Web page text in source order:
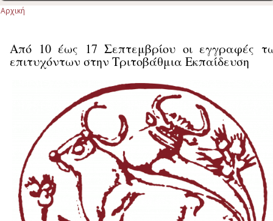
Αρχική
Από 10 έως 17 Σεπτεμβρίου οι εγγραφές
επιτυχόντων στην Τριτοβάθμια Εκπαίδευση